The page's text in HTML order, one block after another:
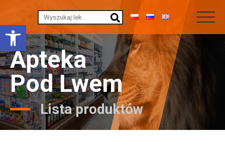
Otwórz pasek narzędzi
Apteka
Pod Lwem
Lista produktów